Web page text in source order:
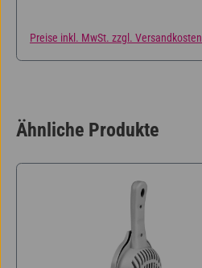
Preise inkl. MwSt. zzgl. Versandkosten
Ähnliche Produkte